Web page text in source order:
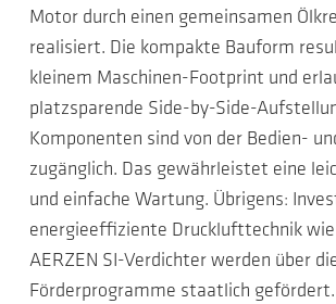
Motor durch einen gemeinsamen
realisiert. Die kompakte Bauform
kleinem Maschinen-Footprint und
platzsparende Side-by-Side-
Komponenten sind von der Bedien-
zugänglich. Das gewährleistet eine
und einfache Wartung. Übrigens:
energieeffiziente Drucklufttechnik wie
AERZEN SI-Verdichter werden über
Förderprogramme staatlich gefördert.